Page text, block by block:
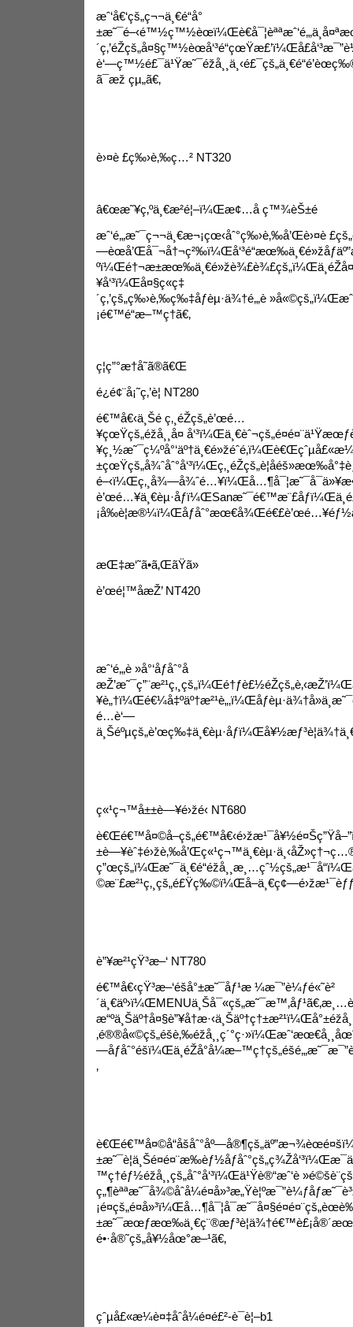
æˆ‘å€‘çš„ç¬¬ä¸€é“å°
è‘—ç™½é£¯ä¹Ÿæ˜¯éžå¸¸ä¸‹é£¯çš„ä¸€é“é’èœ
ã¯æž çµ„ã€‚
è›¤è £ç‰›è‚‰ç…² NT320
â€œæ˜¥ç‚ºä¸€æ­²é¦–ï¼Œæ¢…å ç™¾èŠ±é­
æˆ‘é‚„æ˜¯ç¬¬ä¸€æ¬¡çœ‹åˆ°ç‰›è‚‰å’Œè›¤è
¥å‘³ï¼Œå¤§ç«ç‡
´ç‚’çš„ç‰›è‚‰ç‰‡åƒèµ·ä¾†é‚„è
¡é€™é“æ–™ç†ã€‚
ç¦ç”°æ†å­˜ã®ã€Œ
é¿é¢¨å¡˜ç‚’è¦ NT280
é€™å€‹ä¸Šé ­ç‚¸éŽçš„è’œé…
¥çœŸçš„éžå¸¸å¤
æŒ‡æ‘˜ã•ã‚ŒãŸã»
è’œé¦™å­æŽ’ NT420
æˆ‘é‚„è »å°‘åƒåˆ°å­
æŽ’æ˜¯ç”¨æ²¹ç‚¸çš„ï¼Œé†ƒè£½éŽçš„è‚‹æŽ’ï¼Œ
é…è‘—
ç«¹ç¬™å±±è—¥é›žé‹ NT680
è”¥æ²¹çŸ³æ–‘ NT780
é€™å€‹çŸ³æ–‘é­šå°±æ˜¯åƒ¹æ ¼æ¯”è¼ƒé«˜è²
‚
™ç†éƒ½éžå¸¸çš„åˆ°å‘³ï¼Œä¹Ÿè®“æˆ‘è
é•·å®˜çš„å¥½åœ°æ–¹ã€‚
çˆµå£«æ¼è¤‡åˆå¼é¤é£²-è¯è¦–b1